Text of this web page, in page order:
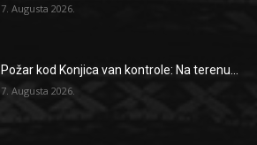
7. Augusta 2026.
Požar kod Konjica van kontrole: Na terenu...
7. Augusta 2026.